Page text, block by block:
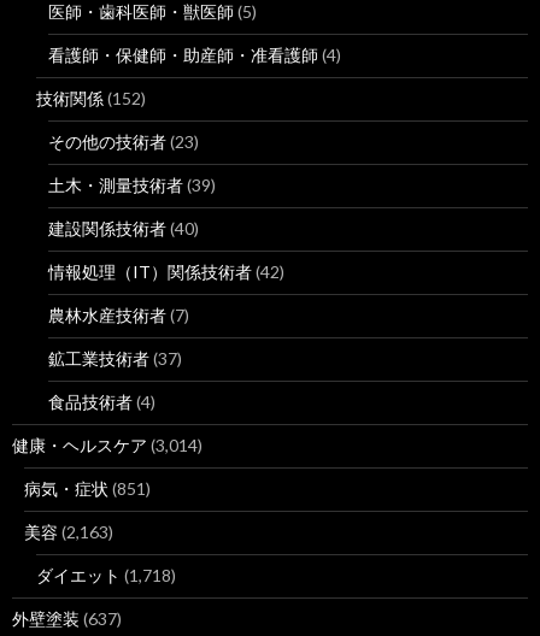
医師・歯科医師・獣医師 (5)
看護師・保健師・助産師・准看護師 (4)
技術関係(152)
その他の技術者(23)
土木・測量技術者(39)
建設関係技術者(40)
情報処理（IT）関係技術者(42)
農林水産技術者(7)
鉱工業技術者(37)
食品技術者(4)
健康・ヘルスケア (3,014)
病気・症状 (851)
美容 (2,163)
ダイエット (1,718)
外壁塗装 (637)